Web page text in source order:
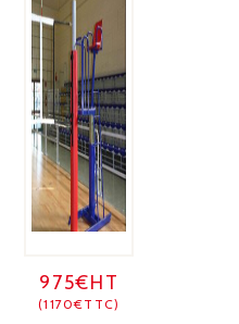
975€HT
(1170€TTC)